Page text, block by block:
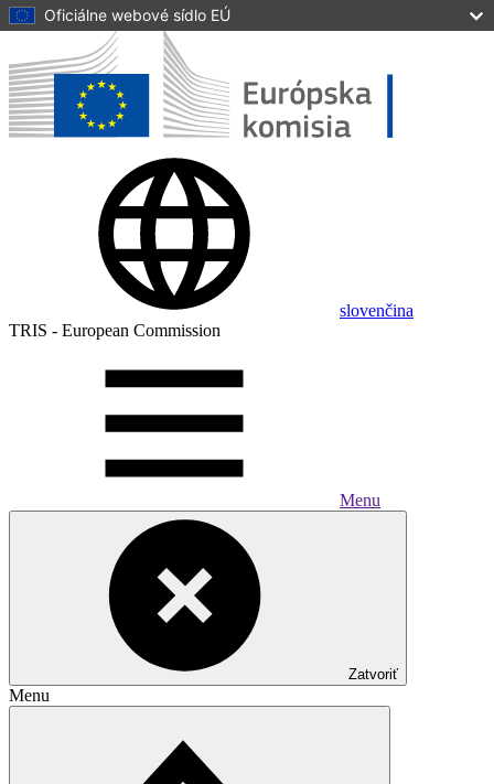
Skip to main content
Oficiálne webové sídlo EÚ
slovenčina
TRIS - European Commission
Menu
Zatvoriť
Menu